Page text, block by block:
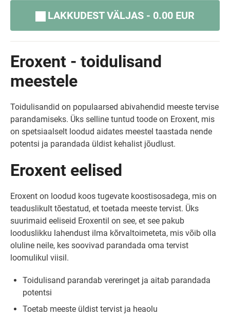
LAKKUDEST VÄLJAS - 0.00 EUR
Eroxent - toidulisand
meestele
Toidulisandid on populaarsed abivahendid meeste tervise
parandamiseks. Üks selline tuntud toode on Eroxent, mis
on spetsiaalselt loodud aidates meestel taastada nende
potentsi ja parandada üldist kehalist jõudlust.
Eroxent eelised
Eroxent on loodud koos tugevate koostisosadega, mis on
teaduslikult tõestatud, et toetada meeste tervist. Üks
suurimaid eeliseid Eroxentil on see, et see pakub
looduslikku lahendust ilma kõrvaltoimeteta, mis võib olla
oluline neile, kes soovivad parandada oma tervist
loomulikul viisil.
Toidulisand parandab vereringet ja aitab parandada
potentsi
Toetab meeste üldist tervist ja heaolu